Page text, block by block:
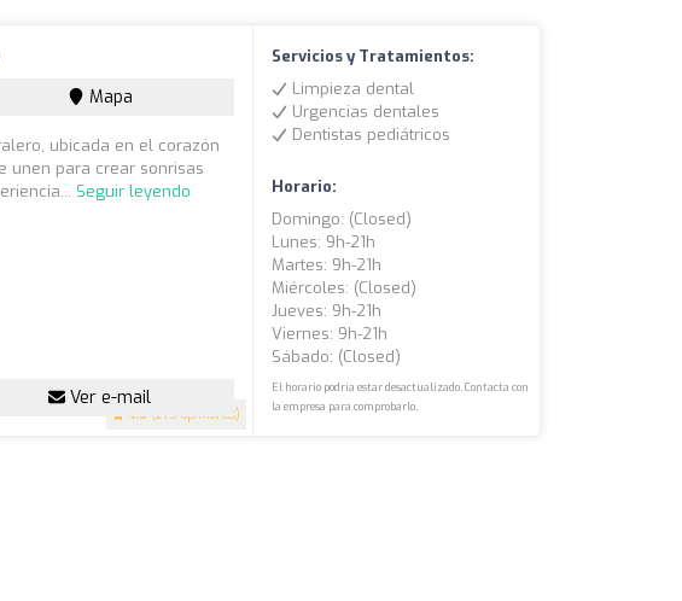
4.9 (275 opiniones)
Mapa
ubicada en el corazón
unen para crear sonrisas
Seguir leyendo
Ver e-mail
Servicios y Tratamientos:
Limpieza dental
Urgencias dentales
Dentistas pediátricos
Horario:
Domingo: (closed)
Lunes: 9h-21h
Martes: 9h-21h
Miércoles: (closed)
Jueves: 9h-21h
Viernes: 9h-21h
Sábado: (closed)
El horario podría estar desactualizado. Contacta con
la empresa para comprobarlo.